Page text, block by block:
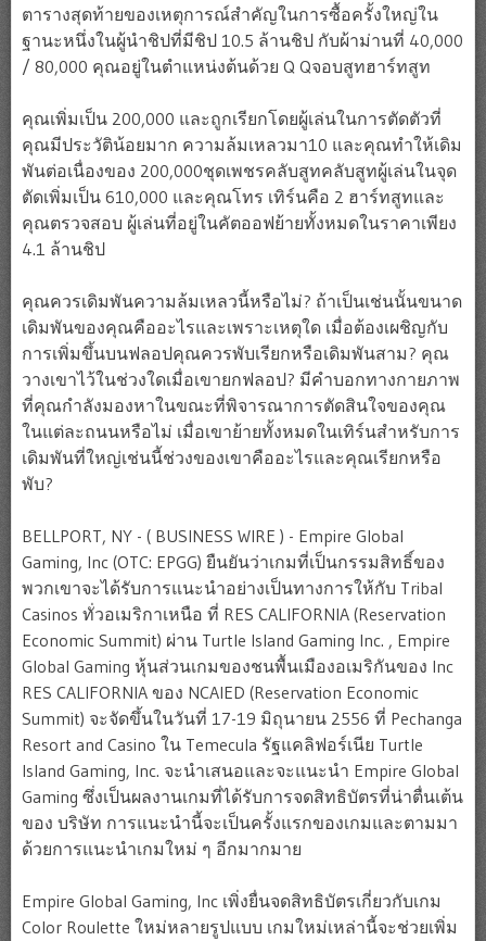
ตารางสุดท้ายของเหตุการณ์สำคัญในการซื้อครั้งใหญ่ใน
ฐานะหนึ่งในผู้นำชิปที่มีชิป 10.5 ล้านชิป กับผ้าม่านที่ 40,000
/ 80,000 คุณอยู่ในตำแหน่งต้นด้วย Q Qจอบสูทฮาร์ทสูท
คุณเพิ่มเป็น 200,000 และถูกเรียกโดยผู้เล่นในการตัดตัวที่
คุณมีประวัติน้อยมาก ความล้มเหลวมา10 และคุณทำให้เดิม
พันต่อเนื่องของ 200,000ชุดเพชรคลับสูทคลับสูทผู้เล่นในจุด
ตัดเพิ่มเป็น 610,000 และคุณโทร เทิร์นคือ 2 ฮาร์ทสูทและ
คุณตรวจสอบ ผู้เล่นที่อยู่ในคัตออฟย้ายทั้งหมดในราคาเพียง
4.1 ล้านชิป
คุณควรเดิมพันความล้มเหลวนี้หรือไม่? ถ้าเป็นเช่นนั้นขนาด
เดิมพันของคุณคืออะไรและเพราะเหตุใด เมื่อต้องเผชิญกับ
การเพิ่มขึ้นบนฟลอปคุณควรพับเรียกหรือเดิมพันสาม? คุณ
วางเขาไว้ในช่วงใดเมื่อเขายกฟลอป? มีคำบอกทางกายภาพ
ที่คุณกำลังมองหาในขณะที่พิจารณาการตัดสินใจของคุณ
ในแต่ละถนนหรือไม่ เมื่อเขาย้ายทั้งหมดในเทิร์นสำหรับการ
เดิมพันที่ใหญ่เช่นนี้ช่วงของเขาคืออะไรและคุณเรียกหรือ
พับ?
BELLPORT, NY - ( BUSINESS WIRE ) - Empire Global
Gaming, Inc (OTC: EPGG) ยืนยันว่าเกมที่เป็นกรรมสิทธิ์ของ
พวกเขาจะได้รับการแนะนำอย่างเป็นทางการให้กับ Tribal
Casinos ทั่วอเมริกาเหนือ ที่ RES CALIFORNIA (Reservation
Economic Summit) ผ่าน Turtle Island Gaming Inc. , Empire
Global Gaming หุ้นส่วนเกมของชนพื้นเมืองอเมริกันของ Inc
RES CALIFORNIA ของ NCAIED (Reservation Economic
Summit) จะจัดขึ้นในวันที่ 17-19 มิถุนายน 2556 ที่ Pechanga
Resort and Casino ใน Temecula รัฐแคลิฟอร์เนีย Turtle
Island Gaming, Inc. จะนำเสนอและจะแนะนำ Empire Global
Gaming ซึ่งเป็นผลงานเกมที่ได้รับการจดสิทธิบัตรที่น่าตื่นเต้น
ของ บริษัท การแนะนำนี้จะเป็นครั้งแรกของเกมและตามมา
ด้วยการแนะนำเกมใหม่ ๆ อีกมากมาย
Empire Global Gaming, Inc เพิ่งยื่นจดสิทธิบัตรเกี่ยวกับเกม
Color Roulette ใหม่หลายรูปแบบ เกมใหม่เหล่านี้จะช่วยเพิ่ม